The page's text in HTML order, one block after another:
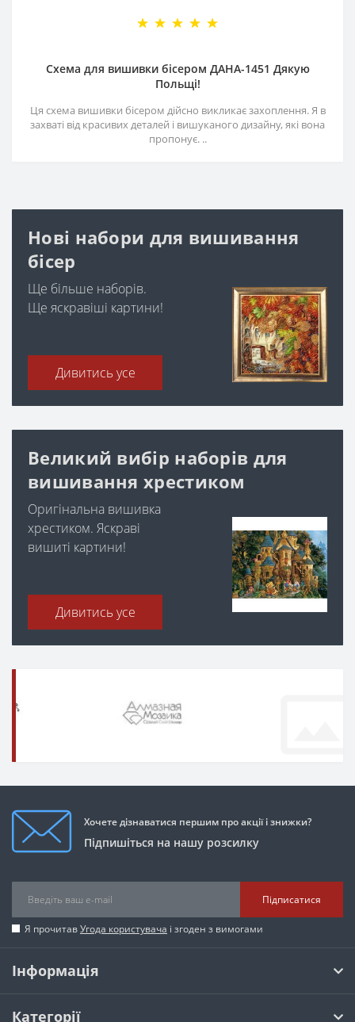
Схема для вишивки бісером ДАНА-1451 Дякую
Польщі!
Ця схема вишивки бісером дійсно викликає захоплення. Я в
захваті від красивих деталей і вишуканого дизайну, які вона
пропонує. ..
Нові набори для вишивання
бісер
Ще більше наборів.
Ще яскравіші картини!
Дивитись усе
Великий вибір наборів для
вишивання хрестиком
Оригінальна вишивка
хрестиком. Яскраві
вишиті картини!
Дивитись усе
Хочете дізнаватися першим про акції і знижки?
Підпишіться на нашу розсилку
Підписатися
Я прочитавУгода користувача і згоден з вимогами
Інформація
Категорії